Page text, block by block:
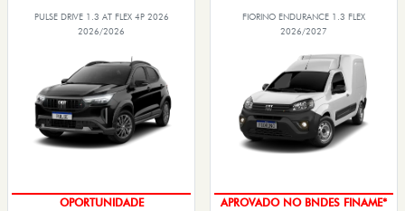
PULSE DRIVE 1.3 AT FLEX 4P 2026
2026/2026
OPORTUNIDADE
FIORINO ENDURANCE 1.3 FLEX
2026/2027
APROVADO NO BNDES FINAME*